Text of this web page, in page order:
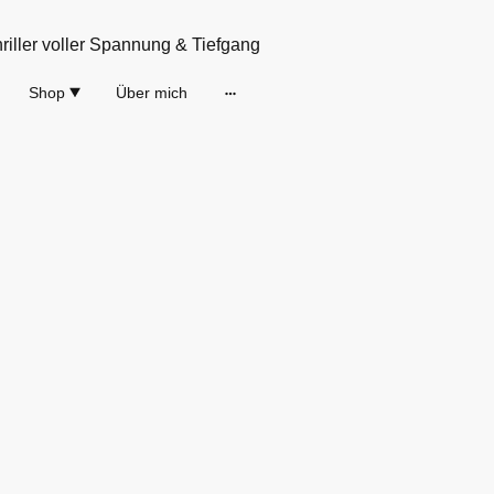
voller Spannung & Tiefgang
Shop Über mich